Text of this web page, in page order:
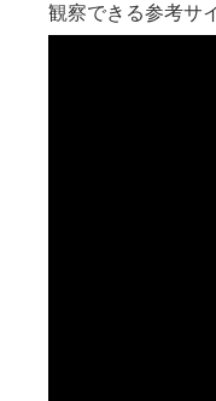
観察できる参考サ